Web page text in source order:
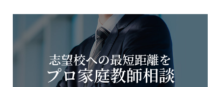
志望校への最短距離を
プロ家庭教師相談